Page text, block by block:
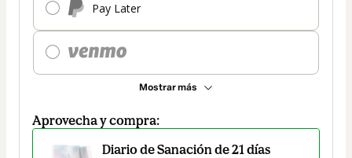
Pay Later
Mostrar más
Aprovecha y compra:
Diario de Sanación de 21 días